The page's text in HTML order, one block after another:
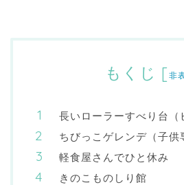
もくじ [ 非
長いローラーすべり台（
ちびっこゲレンデ（子供
軽食屋さんでひと休み
きのこものしり館